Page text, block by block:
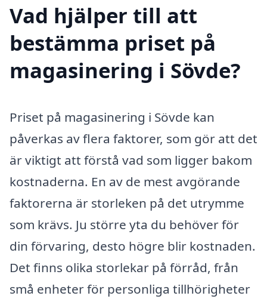
Vad hjälper till att
bestämma priset på
magasinering i Sövde?
Priset på magasinering i Sövde kan
påverkas av flera faktorer, som gör att det
är viktigt att förstå vad som ligger bakom
kostnaderna. En av de mest avgörande
faktorerna är storleken på det utrymme
som krävs. Ju större yta du behöver för
din förvaring, desto högre blir kostnaden.
Det finns olika storlekar på förråd, från
små enheter för personliga tillhörigheter